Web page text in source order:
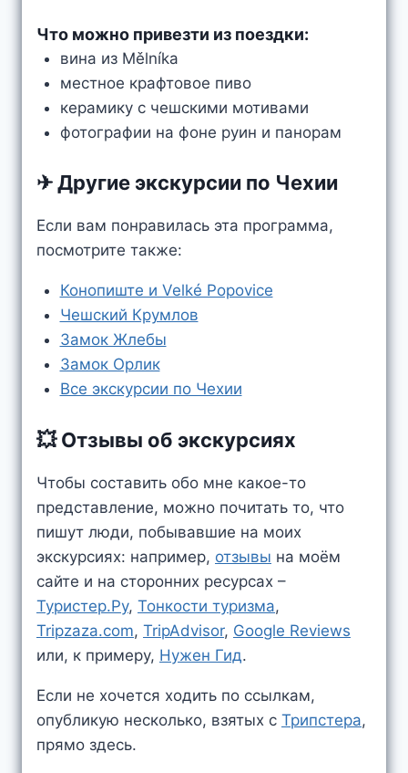
Что можно привезти из поездки:
вина из Mělníka
местное крафтовое пиво
керамику с чешскими мотивами
фотографии на фоне руин и панорам
✈ Другие экскурсии по Чехии
Если вам понравилась эта программа,
посмотрите также:
Конопиште и Velké Popovice
Чешский Крумлов
Замок Жлебы
Замок Орлик
Все экскурсии по Чехии
💥 Отзывы об экскурсиях
Чтобы составить обо мне какое-то
представление, можно почитать то, что
пишут люди, побывавшие на моих
экскурсиях: например, отзывы на моём
сайте и на сторонних ресурсах –
Туристер.Ру, Тонкости туризма,
Tripzaza.com, TripAdvisor, Google Reviews
или, к примеру, Нужен Гид.
Если не хочется ходить по ссылкам,
опубликую несколько, взятых c Трипстера,
прямо здесь.